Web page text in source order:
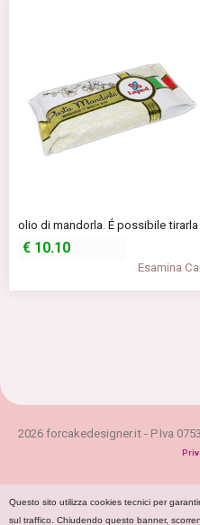
olio di mandorla. É possibile
€ 10.10
Esamina
2026 forcakedesigner.it - P.Iva
Questo sito utilizza cookies tecnici per
sul traffico. Chiudendo questo banner,